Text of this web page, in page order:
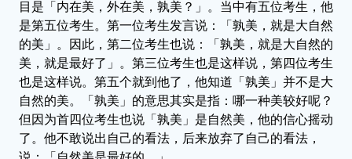
目是「内在美，外在美，孰美？」。当中有五位考生，他
是第五位考生。第一位考生发言说：「孰美，就是大自然
的美」。因此，第二位考生也说：「孰美，就是大自然的
美，就是最好了」。第三位考生也是这样说，第四位考生
也是这样说。第五个就到他了，他知道「孰美」并不是大
自然的美。「孰美」的意思其实是指：哪一种美较好呢？
但因为首四位考生也说「孰美」是自然美，他的信心摇动
了。他不敢说出自己的看法，后来放弃了自己的看法，